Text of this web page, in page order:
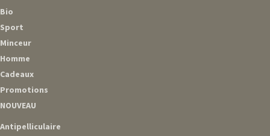
Bio
Sport
Minceur
Homme
Cadeaux
Promotions
NOUVEAU
Antipelliculaire